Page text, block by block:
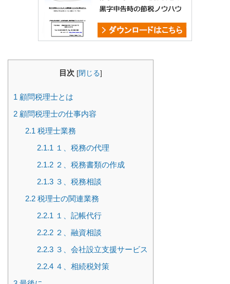
目次 [閉じる]
1 顧問税理士とは
2 顧問税理士の仕事内容
2.1 税理士業務
2.1.1 １、税務の代理
2.1.2２、税務書類の作成
2.1.3３、税務相談
2.2税理士の関連業務
2.2.1 １、記帳代行
2.2.2２、融資相談
2.2.3３、会社設立支援サービス
2.2.4４、相続税対策